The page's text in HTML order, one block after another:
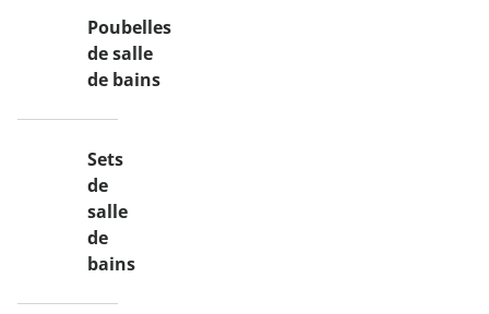
Poubelles
de salle
de bains
Sets
de
salle
de
bains